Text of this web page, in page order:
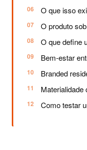
O que isso
O produto
O que define
Bem-estar
Branded
Materialidade
Como testar